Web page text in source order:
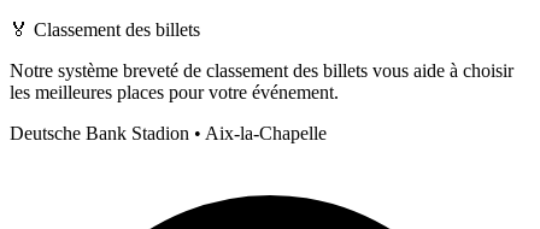
🏅 Classement des billets
Notre système breveté de classement des billets vous aide à choisir
les meilleures places pour votre événement.
Deutsche Bank Stadion • Aix-la-Chapelle